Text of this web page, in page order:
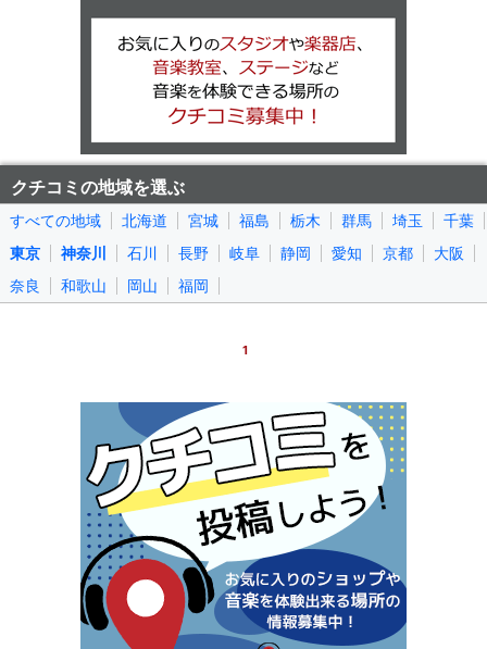
クチコミの地域を選ぶ
すべての地域 北海道 宮城 福島 栃木 群馬 埼玉
千葉
東京
神奈川 石川 長野 岐阜 静岡 愛知 京都
大阪
奈良
和歌山 岡山 福岡
1